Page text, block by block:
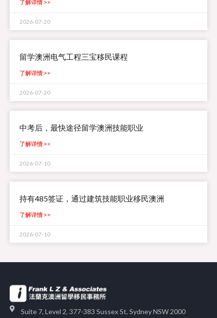
了解详情 >>
2026-07-20
留学澳洲电气工程三宝移民课程
了解详情 >>
2026-07-20
中考后，最快途径留学澳洲技能职业
了解详情 >>
2026-07-10
持有485签证，通过建筑技能职业移民澳洲
了解详情 >>
2026-07-10
Suite 7, Level 2, 377-383 Sussex St, Sydney NSW 2000